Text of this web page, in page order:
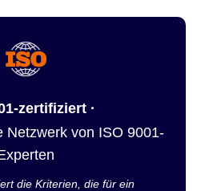
zertifiziert ·
Netzwerk von ISO 9001-
die Kriterien, die für ein